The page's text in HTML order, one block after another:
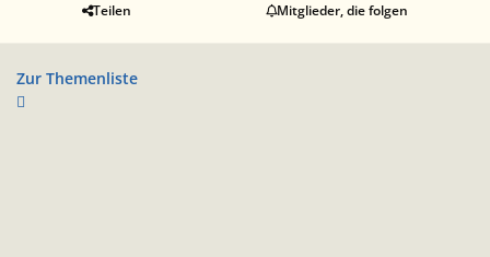
Teilen Mitglieder, die folgen
Zur Themenliste